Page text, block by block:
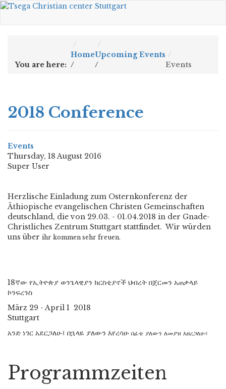
You are here:
Home
/
Upcoming Events
/
Events
2018 Conference
Events
Thursday, 18 August 2016
Super User
Herzlische Einladung zum Osternkonferenz der
Äthiopische evangelischen Christen Gemeinschaften
deutschland, die von 29.03. - 01.04.2018 in der Gnade-
Christliches Zentrum Stuttgart stattfindet. Wir würden
uns über ihr kommen sehr freuen.
18ኛው የኢትዮጵያ ወንጌላዊያን ክርስቲያኖች ህብረት በጀርመን አጠቃላይ
ኮንፍረንስ
März 29 - April 1 2018
Stuttgart
አንድ ነገር አደርጋለሁ፤ በኋላዬ ያለውን እየረሳሁ በፊቴ ያለውን ለመያዝ እዘረጋለሁ፥
Programmzeiten